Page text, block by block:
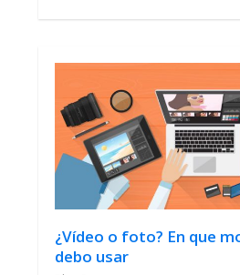
¿Vídeo o foto? En que
debo usar